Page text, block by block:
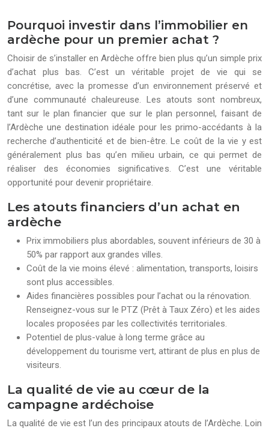
Pourquoi investir dans l’immobilier en
ardèche pour un premier achat ?
Choisir de s’installer en Ardèche offre bien plus qu’un simple prix
d’achat plus bas. C’est un véritable projet de vie qui se
concrétise, avec la promesse d’un environnement préservé et
d’une communauté chaleureuse. Les atouts sont nombreux,
tant sur le plan financier que sur le plan personnel, faisant de
l’Ardèche une destination idéale pour les primo-accédants à la
recherche d’authenticité et de bien-être. Le coût de la vie y est
généralement plus bas qu’en milieu urbain, ce qui permet de
réaliser des économies significatives. C’est une véritable
opportunité pour devenir propriétaire.
Les atouts financiers d’un achat en
ardèche
Prix immobiliers plus abordables, souvent inférieurs de 30 à
50% par rapport aux grandes villes.
Coût de la vie moins élevé : alimentation, transports, loisirs
sont plus accessibles.
Aides financières possibles pour l’achat ou la rénovation.
Renseignez-vous sur le PTZ (Prêt à Taux Zéro) et les aides
locales proposées par les collectivités territoriales.
Potentiel de plus-value à long terme grâce au
développement du tourisme vert, attirant de plus en plus de
visiteurs.
La qualité de vie au cœur de la
campagne ardéchoise
La qualité de vie est l’un des principaux atouts de l’Ardèche. Loin